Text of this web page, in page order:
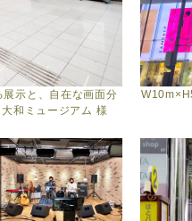
示と、自在な画面分
和ミュージアム 様